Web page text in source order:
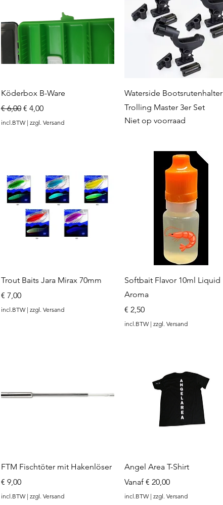
Snel overzicht
Köderbox B-Ware
Normale prijs
€ 6,00 Verkoopprijs
€ 4,00
incl.BTW | zzgl. Versand
Snel overzicht
Waterside Bootsrutenhalter
Trolling Master 3er Set
Niet op voorraad
Snel overzicht
Trout Baits Jara Mirax 70mm
Prijs
€ 7,00
incl.BTW | zzgl. Versand
Snel overzicht
Softbait Flavor 10ml Liquid
Aroma
Prijs
€ 2,50
incl.BTW | zzgl. Versand
Snel overzicht
FTM Fischtöter mit Hakenlöser
Prijs
€ 9,00
incl.BTW | zzgl. Versand
Snel overzicht
Angel Area T-Shirt
Vanaf € 20,00
Verkoopprijs
incl.BTW | zzgl. Versand